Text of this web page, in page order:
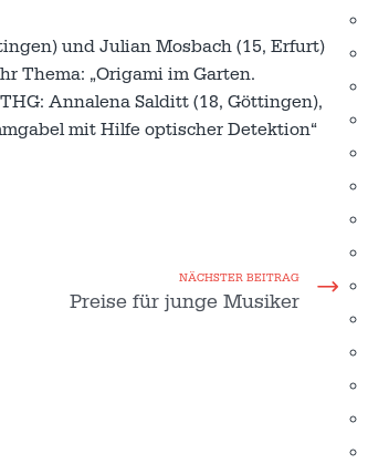
und Julian Mosbach (15, Erfurt)
Thema: „Origami im Garten.
Annalena Salditt (18, Göttingen),
mit Hilfe optischer Detektion“
NÄCHSTER BEITRAG
Preise für junge Musiker